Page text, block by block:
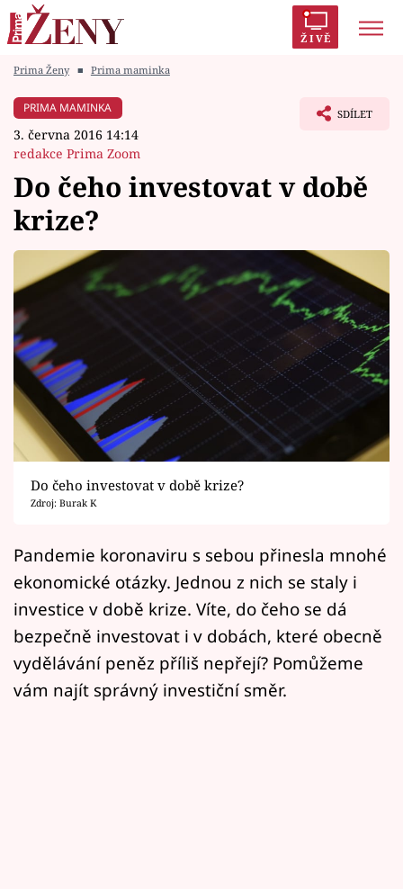
ŽIVĚ
Módní alarm
Zrádci
Témata
Celebrity
Vztahy
Seriály
Horoskopy
Sledujte prima+
Filmový festival Karlovy Vary
Mámy sobě
Přihlášení
Sledujte nás
Prima Ženy ■ Prima maminka
PRIMA MAMINKA
3. června 2016 14:14
redakce Prima Zoom
SDÍLET
Do čeho investovat v době
krize?
Do čeho investovat v době krize?
Zdroj: Burak K
Pandemie koronaviru s sebou přinesla mnohé
ekonomické otázky. Jednou z nich se staly i
investice v době krize. Víte, do čeho se dá
bezpečně investovat i v dobách, které obecně
vydělávání peněz příliš nepřejí? Pomůžeme
vám najít správný investiční směr.